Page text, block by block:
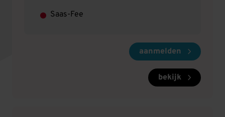
Saas-Fee
aanmelden
bekijk